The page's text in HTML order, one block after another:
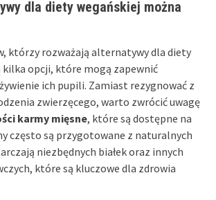
dla diety wegańskiej można
którzy rozważają alternatywy dla diety
kilka opcji, które mogą zapewnić
ich pupili. Zamiast rezygnować z
zwierzęcego, warto zwrócić uwagę
karmy mięsne, które są dostępne na
często są przygotowane z naturalnych
niezbędnych białek oraz innych
które są kluczowe dla zdrowia